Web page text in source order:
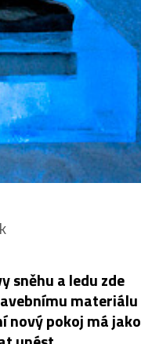
sněhu a ledu zde
materiálu
nový pokoj má jako